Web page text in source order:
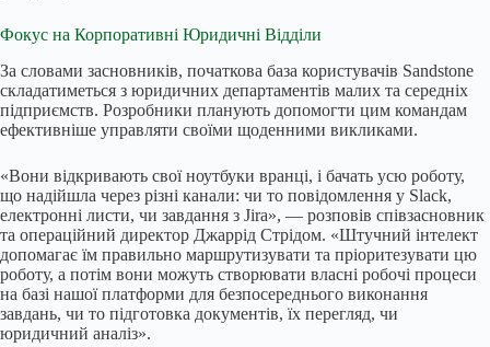
Фокус на Корпоративні Юридичні Відділи
За словами засновників, початкова база користувачів Sandstone
складатиметься з юридичних департаментів малих та середніх
підприємств. Розробники планують допомогти цим командам
ефективніше управляти своїми щоденними викликами.
«Вони відкривають свої ноутбуки вранці, і бачать усю роботу,
що надійшла через різні канали: чи то повідомлення у Slack,
електронні листи, чи завдання з Jira», — розповів співзасновник
та операційний директор Джаррід Стрідом. «Штучний інтелект
допомагає їм правильно маршрутизувати та пріоритезувати цю
роботу, а потім вони можуть створювати власні робочі процеси
на базі нашої платформи для безпосереднього виконання
завдань, чи то підготовка документів, їх перегляд, чи
юридичний аналіз».